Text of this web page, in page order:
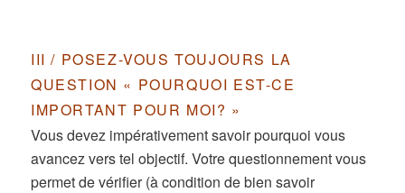
III / POSEZ-VOUS TOUJOURS LA
QUESTION « POURQUOI EST-CE
IMPORTANT POUR MOI? »
Vous devez impérativement savoir pourquoi vous
avancez vers tel objectif. Votre questionnement vous
permet de vérifier (à condition de bien savoir